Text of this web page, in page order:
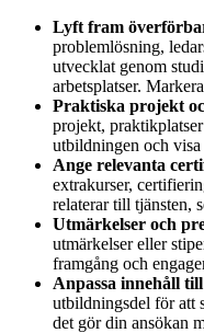
Lyft fram
problemlösning,
utvecklat genom
arbetsplatser.
Praktiska projekt
projekt,
utbildningen och
Ange relevanta
extrakurser,
relaterar till tjänsten,
Utmärkelser och
utmärkelser eller
framgång och
Anpassa innehåll
utbildningsdel för att
det gör din ansökan